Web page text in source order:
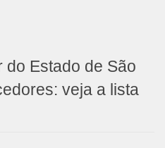
do Estado de São
veja a lista